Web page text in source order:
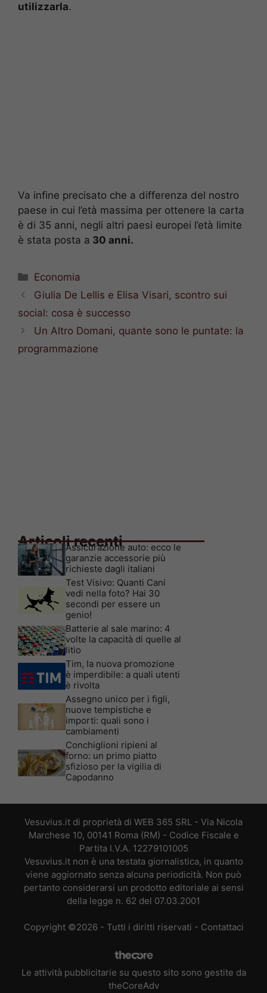
utilizzarla.
Va infine precisato che a differenza del nostro
paese in cui l’età massima per ottenere la carta
è di 35 anni, negli altri paesi europei l’età limite
è stata posta a 30 anni.
Categorie
Economia
Giulia De Lellis e Elisa Visari, scontro sui
social: cosa è successo
Un Altro Domani, quante sono le puntate: la
programmazione
Articoli recenti
Assicurazione auto: ecco le
garanzie accessorie più
richieste dagli italiani
Test Visivo: Quanti Cani
vedi nella foto? Hai 30
secondi per essere un
genio!
Batterie al sale marino: 4
volte la capacità di quelle al
litio
Tim, la nuova promozione
è imperdibile: a quali utenti
è rivolta
Assegno unico per i figli,
nuove tempistiche e
importi: quali sono i
cambiamenti
Conchiglioni ripieni al
forno: un primo piatto
sfizioso per la vigilia di
Capodanno
Vesuvius.it di proprietà di WEB 365 SRL - Via Nicola
Marchese 10, 00141 Roma (RM) - Codice Fiscale e
Partita I.V.A. 12279101005
Vesuvius.it non è una testata giornalistica, in quanto
viene aggiornato senza alcuna periodicità. Non può
pertanto considerarsi un prodotto editoriale ai sensi
della legge n. 62 del 07.03.2001
Copyright ©2026 - Tutti i diritti riservati - Contattaci
Le attività pubblicitarie su questo sito sono gestite da
theCoreAdv